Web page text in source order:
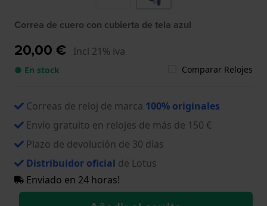
Correa de cuero con cubierta de tela azul
20,00 € Incl 21% iva
● En stock Comparar Relojes
Correas de reloj de marca 100% originales
Envío gratuito en relojes de más de 150 €
Plazo de devolución de 30 días
Distribuidor oficial de Lotus
Enviado en 24 horas!